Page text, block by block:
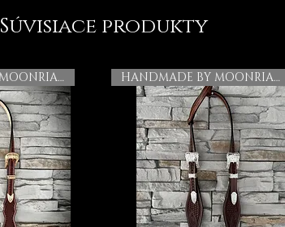
Súvisiace produkty
HANDMADE BY MOONRIAN HANDMADE BY MOONRIAN